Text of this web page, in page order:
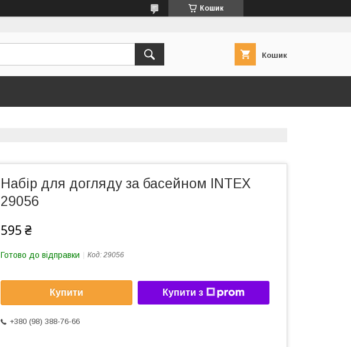
Кошик
Кошик
Набір для догляду за басейном INTEX
29056
595 ₴
Готово до відправки Код: 29056
Купити Купити з
+380 (98) 388-76-66